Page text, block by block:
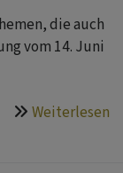
die auch
vom 14. Juni
Weiterlesen